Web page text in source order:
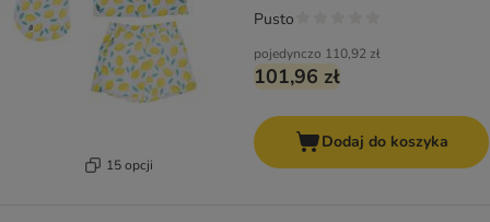
15 opcji
pojedynczo 110,92 zł
101,96 zł
Pusto
Dodaj do koszyka